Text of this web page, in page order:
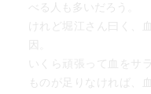
べる人も多いだろう。
けれど堀江さん曰く、
因。
いくら頑張って血をサ
ものが足りなければ、